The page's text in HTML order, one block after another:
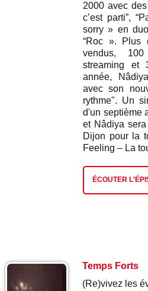
2000 avec
c’est parti”,
sorry » en
“Roc ». Plus
vendus,
streaming et
année,
avec son
rythme". Un
d'un septième
et Nâdiya
Dijon pour la
Feeling – La
ÉCOUTER
Temps Forts
(Re)vivez les